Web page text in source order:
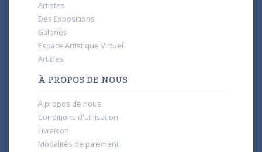
Artistes
Des Expositions
Galeries
Espace Artistique Virtuel
Articles
À PROPOS DE NOUS
À propos de nous
Conditions d'utilisation
Livraison
Modalités de paiement